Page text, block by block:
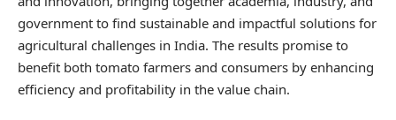
government to find sustainable and impactful solutions for
agricultural challenges in India. The results promise to
benefit both tomato farmers and consumers by enhancing
efficiency and profitability in the value chain.